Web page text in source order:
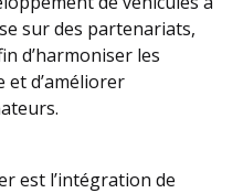
sur des partenariats,
d’harmoniser les
d’améliorer
est l’intégration de